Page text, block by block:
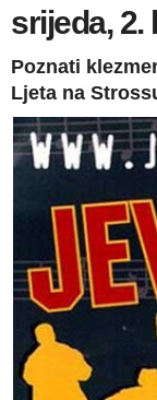
srijeda, 2.
Poznati
Ljeta na